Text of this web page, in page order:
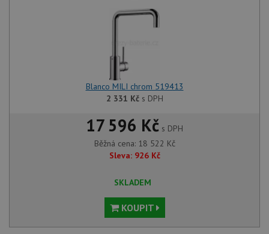
Blanco MILI chrom 519413
2 331 Kčs DPH
17 596 Kč s DPH
Běžná cena: 18 522 Kč
Sleva: 926 Kč
SKLADEM
KOUPIT